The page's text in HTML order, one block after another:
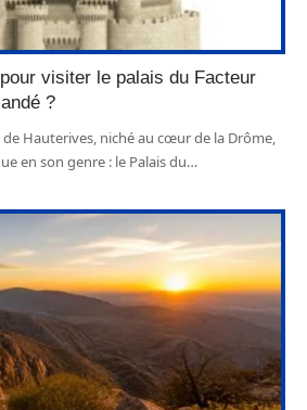
visiter le palais du Facteur
?
Hauterives, niché au cœur de la Drôme,
en son genre : le Palais du…